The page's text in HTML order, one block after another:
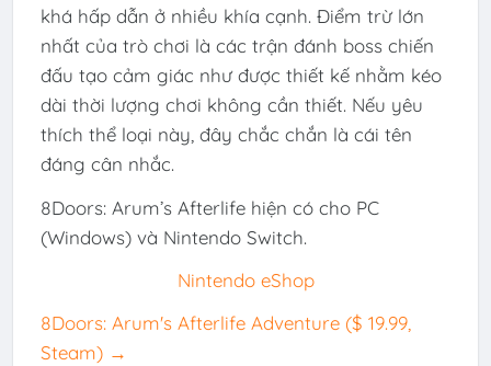
khá hấp dẫn ở nhiều khía cạnh. Điểm trừ lớn
nhất của trò chơi là các trận đánh boss chiến
đấu tạo cảm giác như được thiết kế nhằm kéo
dài thời lượng chơi không cần thiết. Nếu yêu
thích thể loại này, đây chắc chắn là cái tên
đáng cân nhắc.
8Doors: Arum’s Afterlife hiện có cho PC
(Windows) và Nintendo Switch.
Nintendo eShop
8Doors: Arum's Afterlife Adventure ($ 19.99,
Steam) →